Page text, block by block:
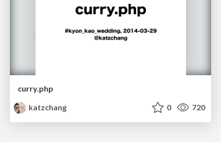
curry.php
katzchang
0 720